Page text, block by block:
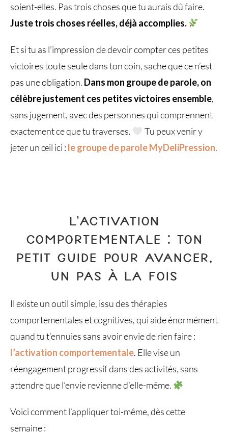
soient-elles. Pas trois choses que tu aurais dû faire.
Juste trois choses réelles, déjà accomplies.
Et si tu as l’impression de devoir compter ces petites
victoires toute seule dans ton coin, sache que ce n’est
pas une obligation. Dans mon groupe de parole, on
célèbre justement ces petites victoires ensemble,
sans jugement, avec des personnes qui comprennent
exactement ce que tu traverses.
Tu peux venir y
jeter un œil ici : le groupe de parole MyDeliPression.
L’ACTIVATION
COMPORTEMENTALE : TON
PETIT GUIDE POUR AVANCER,
UN PAS À LA FOIS
Il existe un outil simple, issu des thérapies
comportementales et cognitives, qui aide énormément
quand tu t’ennuies sans avoir envie de rien faire :
l’activation comportementale. Elle vise un
réengagement progressif dans des activités, sans
attendre que l’envie revienne d’elle-même.
Voici comment l’appliquer toi-même, dès cette
semaine :